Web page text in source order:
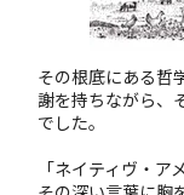
その根底にある哲
謝を持ちながら、
でした。
「ネイティヴ・ア